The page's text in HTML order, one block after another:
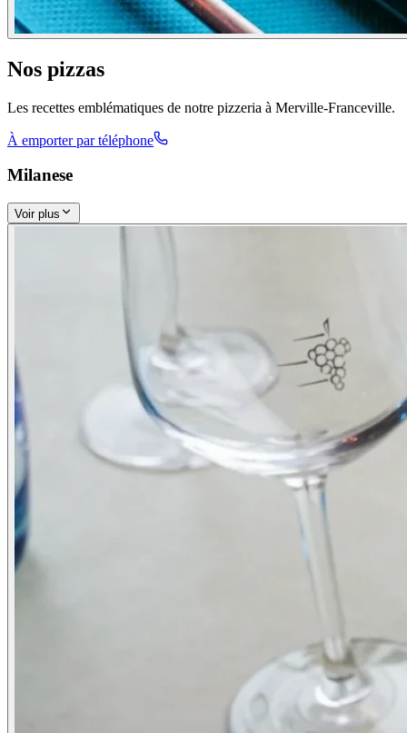
Nos pizzas
Les recettes emblématiques de notre pizzeria à Merville-Franceville.
À emporter par téléphone
Milanese
Voir plus